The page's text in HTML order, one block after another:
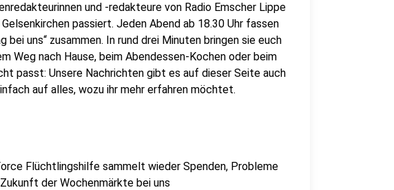
und -redakteure von Radio Emscher Lippe
passiert. Jeden Abend ab 18.30 Uhr fassen
bei uns“ zusammen. In rund drei Minuten bringen sie euch
Weg nach Hause, beim Abendessen-Kochen oder beim
passt: Unsere Nachrichten gibt es auf dieser Seite auch
auf alles, wozu ihr mehr erfahren möchtet.
Flüchtlingshilfe sammelt wieder Spenden, Probleme
der Wochenmärkte bei uns